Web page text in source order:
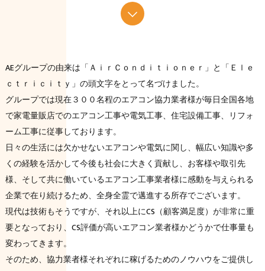
AEグループの由来は「ＡｉｒＣｏｎｄｉｔｉｏｎｅｒ」と「Ｅｌｅ
ｃｔｒｉｃｉｔｙ」の頭文字をとって名づけました。
グループでは現在３００名程のエアコン協力業者様が毎日全国各地
で家電量販店でのエアコン工事や電気工事、住宅設備工事、リフォ
ーム工事に従事しております。
日々の生活には欠かせないエアコンや電気に関し、幅広い知識や多
くの経験を活かして今後も社会に大きく貢献し、お客様や取引先
様、そして共に働いているエアコン工事業者様に感動を与えられる
企業で在り続けるため、全身全霊で邁進する所存でございます。
現代は技術もそうですが、それ以上にCS（顧客満足度）が非常に重
要となっており、CS評価が高いエアコン業者様かどうかで仕事量も
変わってきます。
そのため、協力業者様それぞれに稼げるためのノウハウをご提供し